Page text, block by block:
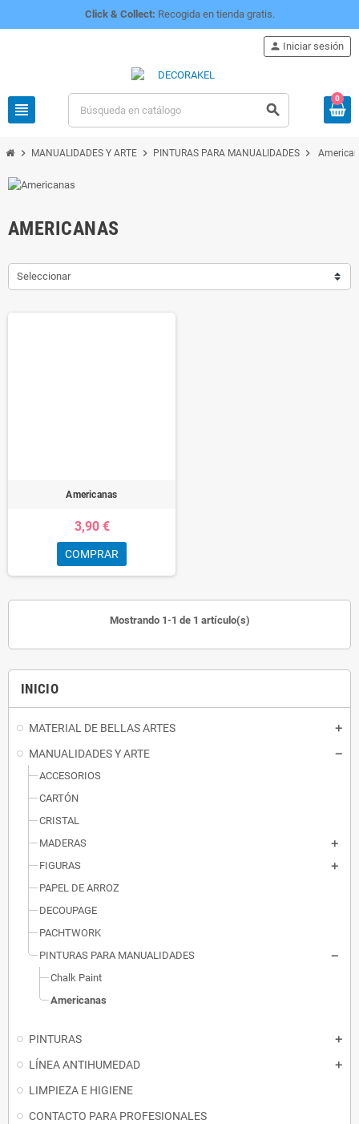
Click & Collect: Recogida en tienda gratis.
view_headline search
person Iniciar sesión
0
chevron_right MANUALIDADES Y ARTE chevron_right PINTURAS PARA MANUALIDADES chevron_right
INICIO
MATERIAL DE BELLAS ARTES
MANUALIDADES Y ARTE
ACCESORIOS
CARTÓN
CRISTAL
MADERAS
FIGURAS
PAPEL DE ARROZ
DECOUPAGE
PACHTWORK
PINTURAS PARA MANUALIDADES
Chalk Paint
Americanas
PINTURAS
LÍNEA ANTIHUMEDAD
LIMPIEZA E HIGIENE
CONTACTO PARA PROFESIONALES
AMERICANAS
Seleccionar
Americanas
3,90 €
COMPRAR
Mostrando 1-1 de 1 artículo(s)